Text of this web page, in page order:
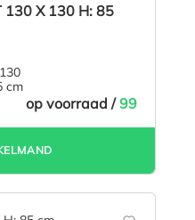
130 X 130 H: 85
cm
op voorraad /99